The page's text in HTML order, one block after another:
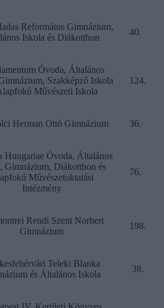
Református Gimnázium,
Iskola és Diákotthon
40.
Óvoda, Általános
Szakképző Iskola
Művészeti Iskola
124.
Herman Ottó Gimnázium 36.
Hungariae Óvoda, Általános
Gimnázium, Diákotthon és
Művészetoktatási
Intézmény
76.
Rendi Szent Norbert
Gimnázium
198.
Teleki Blanka
és Általános Iskola
38.